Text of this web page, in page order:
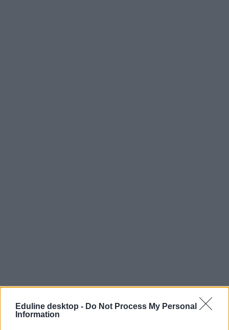
Eduline desktop - Do Not Process My Personal
Information
Itt vannak a megoldások: